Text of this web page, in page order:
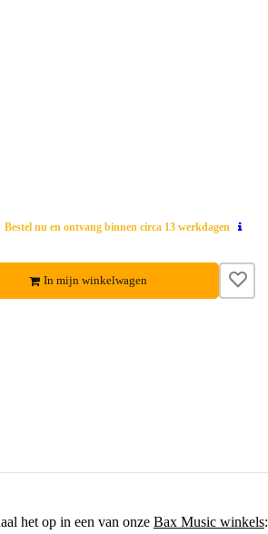
Bestel nu en ontvang binnen circa 13 werkdagen
In mijn winkelwagen
het op in een van onze Bax Music winkels: